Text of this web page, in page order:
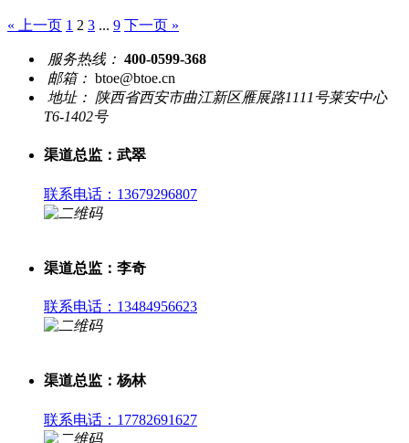
« 上一页 1 2 3 ... 9 下一页 »
服务热线： 400-0599-368
邮箱： btoe@btoe.cn
地址： 陕西省西安市曲江新区雁展路1111号莱安中心
T6-1402号
渠道总监：武翠
联系电话：13679296807
渠道总监：李奇
联系电话：13484956623
渠道总监：杨林
联系电话：17782691627